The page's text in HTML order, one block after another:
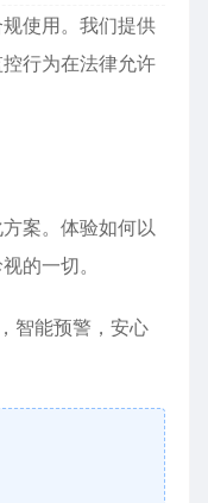
使用。我们提供
行为在法律允许
案。体验如何以
的一切。
智能预警，安心